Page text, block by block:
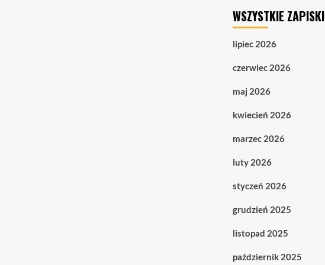
WSZYSTKIE ZAPISKI
lipiec 2026
czerwiec 2026
maj 2026
kwiecień 2026
marzec 2026
luty 2026
styczeń 2026
grudzień 2025
listopad 2025
październik 2025